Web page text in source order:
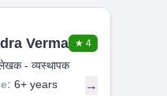
Verma ★ 4
लेखक - व्यस्थापक
6+ years →